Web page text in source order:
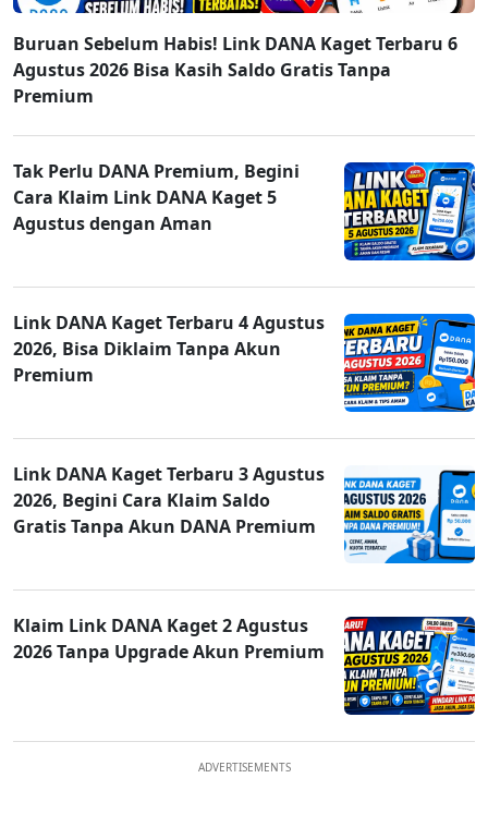
Buruan Sebelum Habis! Link DANA Kaget Terbaru 6
Agustus 2026 Bisa Kasih Saldo Gratis Tanpa
Premium
Tak Perlu DANA Premium, Begini
Cara Klaim Link DANA Kaget 5
Agustus dengan Aman
Link DANA Kaget Terbaru 4 Agustus
2026, Bisa Diklaim Tanpa Akun
Premium
Link DANA Kaget Terbaru 3 Agustus
2026, Begini Cara Klaim Saldo
Gratis Tanpa Akun DANA Premium
Klaim Link DANA Kaget 2 Agustus
2026 Tanpa Upgrade Akun Premium
ADVERTISEMENTS